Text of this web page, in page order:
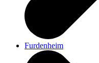
Furdenheim